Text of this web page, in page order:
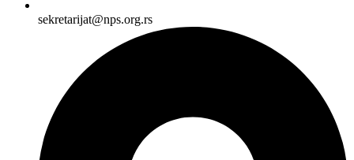
sekretarijat@nps.org.rs